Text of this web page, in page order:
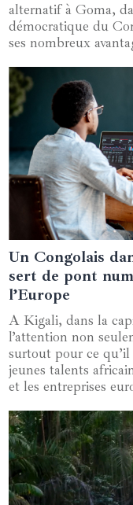
alternatif à Goma,
démocratique du
ses nombreux
05 juin 2024
Un Congolais
sert de pont
l’Europe
A Kigali, dans la
l’attention non
surtout pour ce qu’il
jeunes talents
et les entreprises